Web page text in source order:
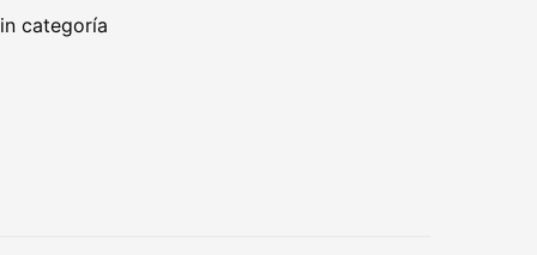
categoría